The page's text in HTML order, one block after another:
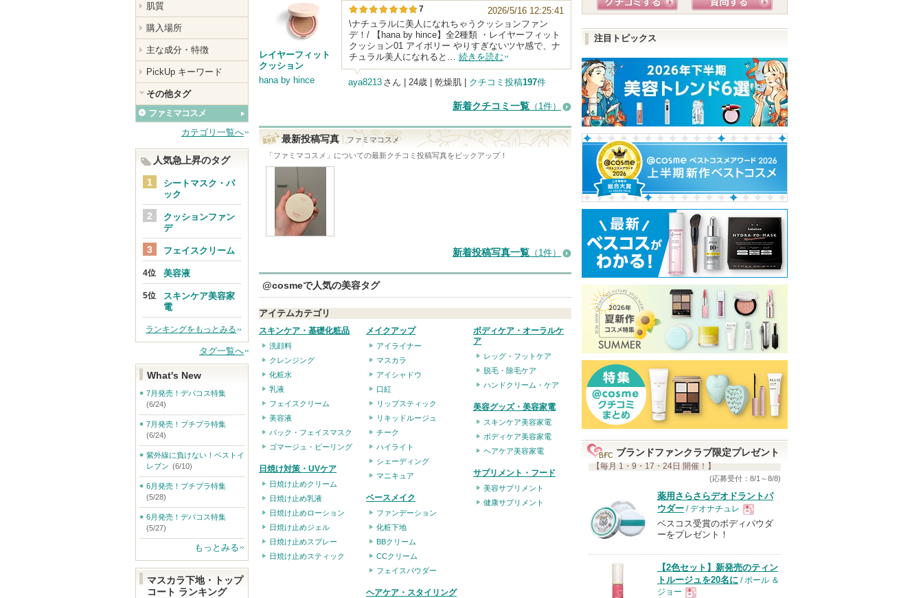
レイヤーフィット
クッション
hana by hince
7
2026/5/16 12:25:41
\ナチュラルに美人になれちゃうクッションファン
デ！/ 【hana by hince】全2種類 ・レイヤーフィット
クッション01 アイボリー やりすぎないツヤ感で、ナ
チュラル美人になれると… 続きを読む
aya8213 さん | 24歳 | 乾燥肌 | クチコミ投稿197件
新着クチコミ一覧 （1件）
最新投稿写真
ファミマコスメ
「ファミマコスメ 」についての最新クチコミ投稿写真をピックアップ！
新着投稿写真一覧 （1件）
@cosmeで人気の美容タグ
アイテムカテゴリ
スキンケア・基礎化粧品
洗顔料
クレンジング
化粧水
乳液
フェイスクリーム
美容液
パック・フェイスマスク
ゴマージュ・ピーリング
日焼け対策・UVケア
日焼け止めクリーム
日焼け止め乳液
日焼け止めローション
日焼け止めジェル
日焼け止めスプレー
日焼け止めスティック
メイクアップ
アイライナー
マスカラ
アイシャドウ
口紅
リップスティック
リキッドルージュ
チーク
ハイライト
シェーディング
マニキュア
ベースメイク
ファンデーション
化粧下地
BBクリーム
CCクリーム
フェイスパウダー
ヘアケア・スタイリング
ボディケア・オーラルケ
ア
レッグ・フットケア
脱毛・除毛ケア
ハンドクリーム・ケア
美容グッズ・美容家電
スキンケア美容家電
ボディケア美容家電
ヘアケア美容家電
サプリメント・フード
美容サプリメント
健康サプリメント
注目トピックス
ブランドファンクラブ限定プレゼント
【毎月 1・9・17・24日 開催！】
(応募受付：8/1～8/8)
薬用さらさらデオドラントパ
ウダー / デオナチュレ
現
品
ベスコス受賞のボディパウダ
ーをプレゼント！
【2色セット】新発売のティン
トルージュを20名に / ポール ＆
ジョー
肌質
購入場所
主な成分・特徴
PickUp キーワード
その他タグ
ファミマコスメ
カテゴリ一覧へ
人気急上昇のタグ
シートマスク・パ
ック
クッションファン
デ
フェイスクリーム
美容液
スキンケア美容家
電
ランキングをもっとみる
タグ一覧へ
What's New
7月発売！デパコス特集
(6/24)
7月発売！プチプラ特集
(6/24)
紫外線に負けない！ベストイ
レブン (6/10)
6月発売！プチプラ特集
(5/28)
6月発売！デパコス特集
(5/27)
もっとみる
マスカラ下地・トップ
コート ランキング